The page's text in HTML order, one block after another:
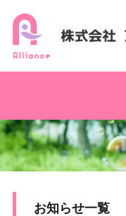
お知らせ一覧